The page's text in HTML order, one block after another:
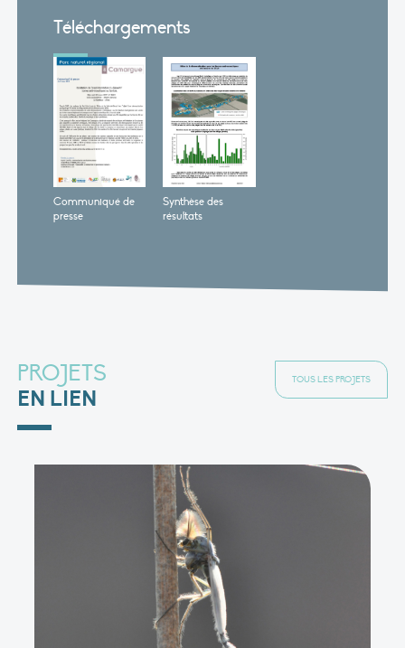
Téléchargements
Communiqué de
presse
Synthèse des
résultats
PROJETS
EN LIEN
TOUS LES PROJETS